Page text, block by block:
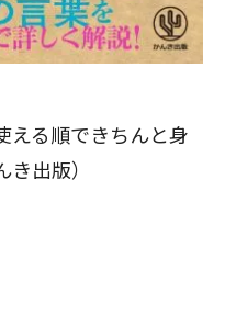
える順できちんと身
出版）